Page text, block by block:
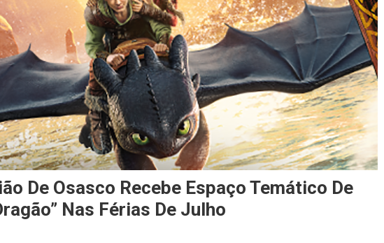
De Osasco Recebe Espaço Temático De
Nas Férias De Julho